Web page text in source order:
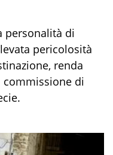
personalità di
pericolosità
, renda
di
.